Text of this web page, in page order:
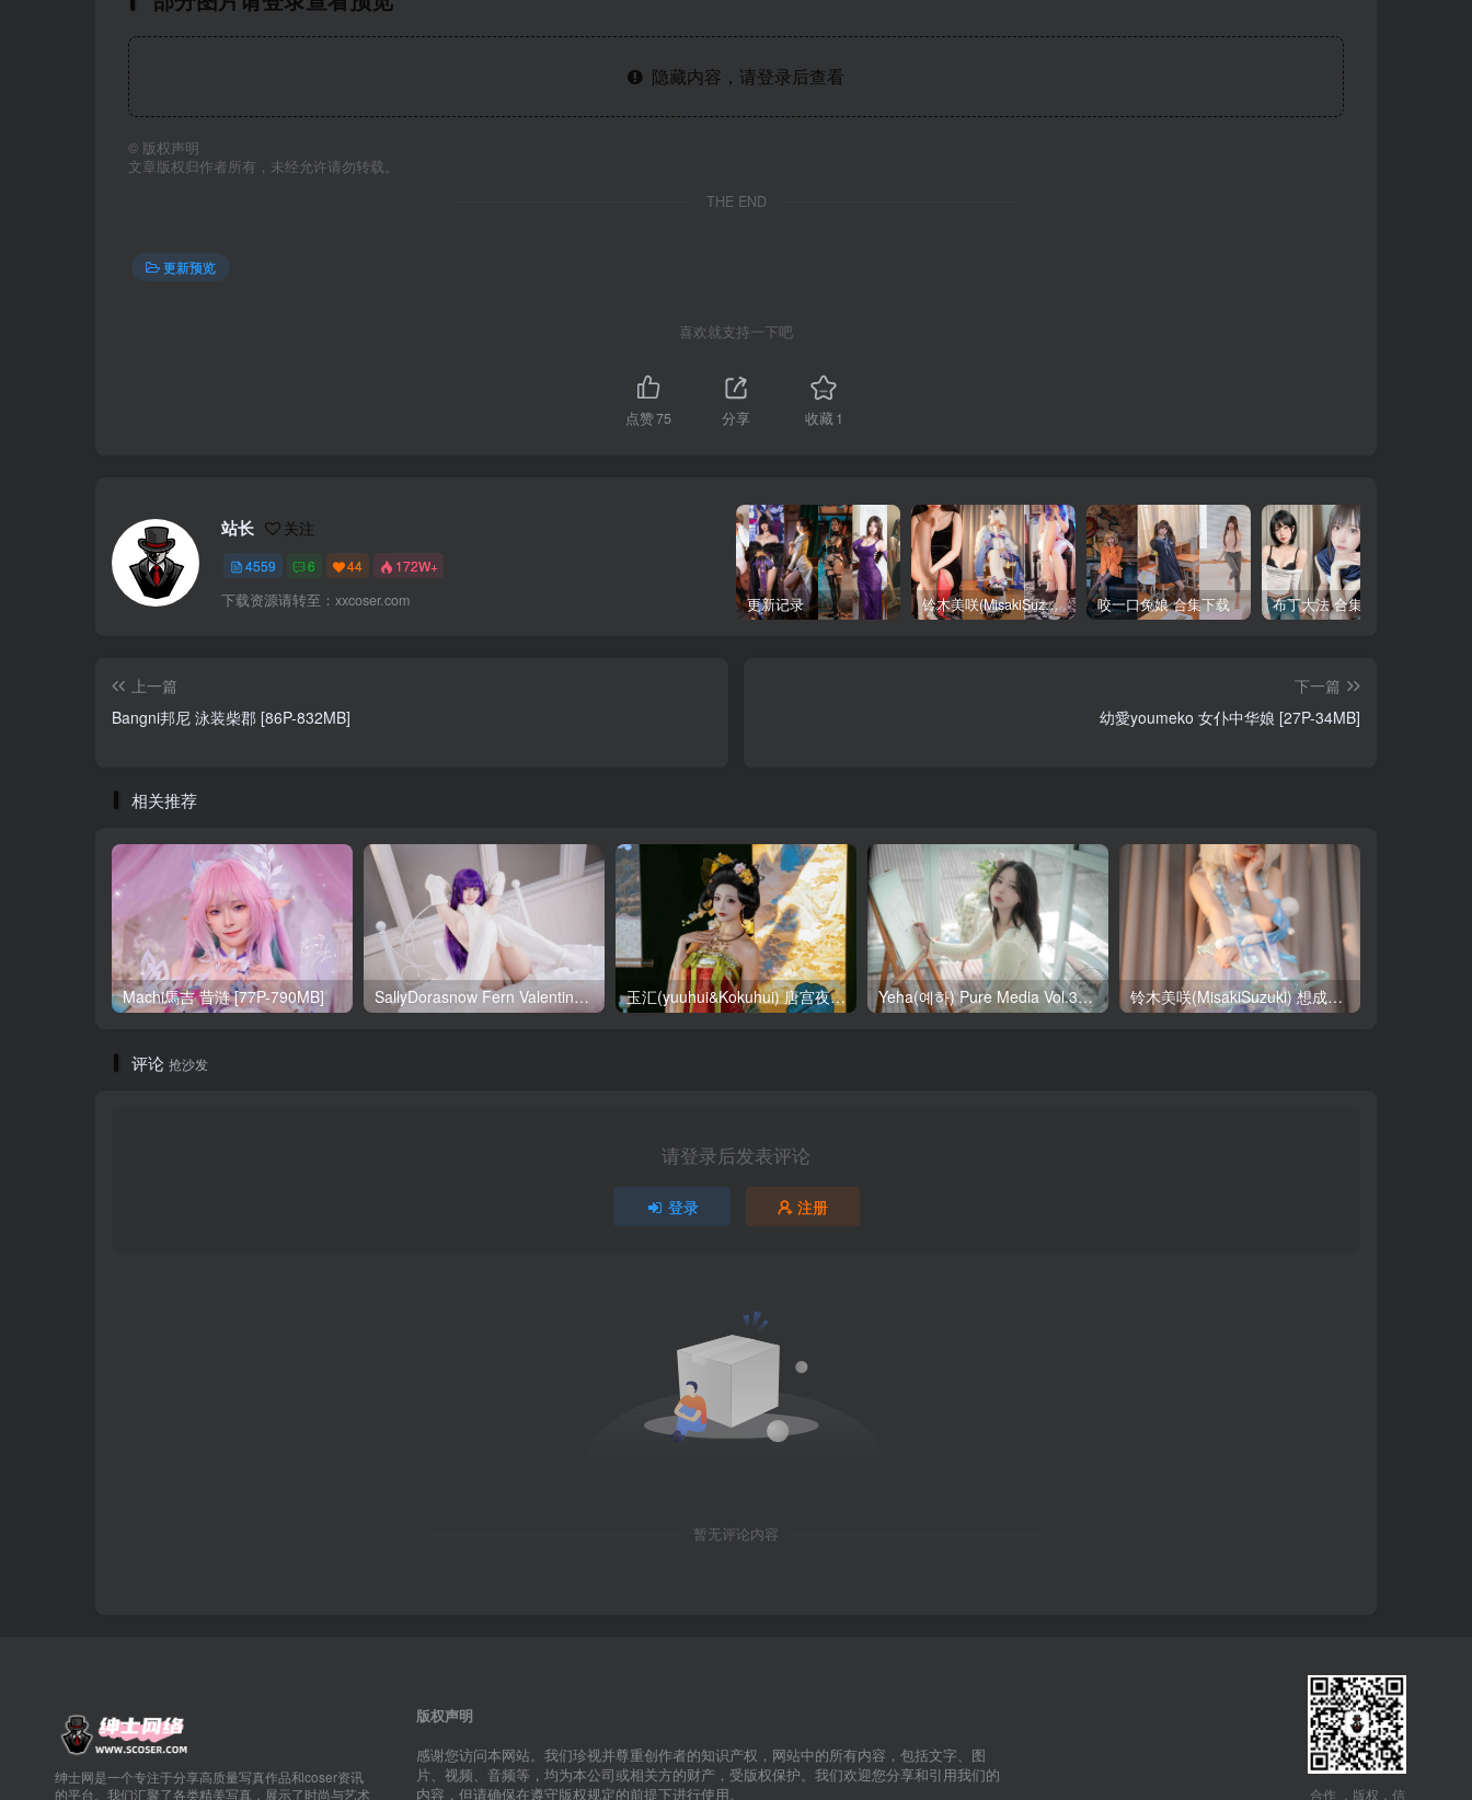
隐藏内容，请登录后查看
© 版权声明
文章版权归作者所有，未经允许请勿转载。
THE END
更新预览
喜欢就支持一下吧
点赞75 分享 收藏1
站长 关注
4559 6 44 172W+
下载资源请转至：xxcoser.com 更新记录 铃木美咲(MisakiSuzuki) 合集下载 咬一口兔娘 合集下载 布丁大法 合集下载
上一篇
Bangni邦尼 泳装柴郡 [86P-832MB]
下一篇
幼愛youmeko 女仆中华娘 [27P-34MB]
相关推荐
Machi馬吉 昔涟 [77P-790MB] SallyDorasnow Fern Valentine [50P-353MB] 玉汇(yuuhui&Kokuhui) 唐宫夜宴 [136P-1.47GB] Yeha(예하) Pure Media Vol.321 Your Majesty [119P-145MB] 铃木美咲(MisakiSuzuki) 想成为你的偶像（大耳狗瑶篇） [27P-1V-2.24GB]
评论 抢沙发
请登录后发表评论
登录 注册
暂无评论内容
绅士网是一个专注于分享高质量写真作品和coser资讯
的平台。我们汇聚了各类精美写真，展示了时尚与艺术
版权声明
感谢您访问本网站。我们珍视并尊重创作者的知识产权，网站中的所有内容，包括文字、图
片、视频、音频等，均为本公司或相关方的财产，受版权保护。我们欢迎您分享和引用我们的
内容，但请确保在遵守版权规定的前提下进行使用。
合作 ，版权，信